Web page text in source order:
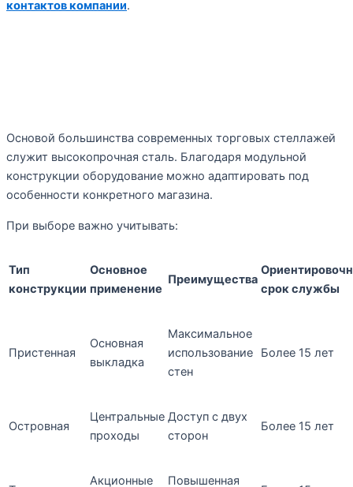
контактов компании.
Основой большинства современных торговых стеллажей
служит высокопрочная сталь. Благодаря модульной
конструкции оборудование можно адаптировать под
особенности конкретного магазина.
При выборе важно учитывать:
Тип
конструкции
Основное
применение
Преимущества
срок службы
Пристенная
Основная
выкладка
Максимальное
использование
стен
Более 15 лет
Островная
Центральные
проходы
Доступ с двух
сторон
Более 15 лет
Акционные
Повышенная